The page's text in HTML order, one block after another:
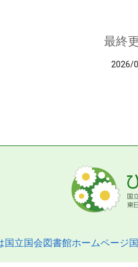
最終
2026/
国立国会図書館ホームページ